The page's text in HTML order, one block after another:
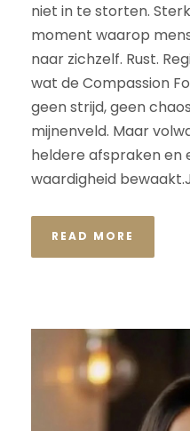
niet in te storten.
moment waarop
naar zichzelf. Rust.
wat de Compassion
geen strijd, geen
mijnenveld. Maar
heldere afspraken en
waardigheid
READ MORE